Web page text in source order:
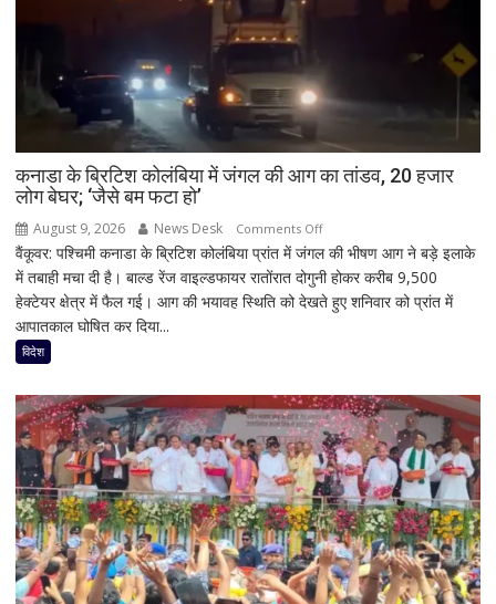
कनाडा के ब्रिटिश कोलंबिया में जंगल की आग का तांडव, 20 हजार
लोग बेघर; ‘जैसे बम फटा हो’
August 9, 2026 News Desk Comments Offon
कनाडा
के
ब्रिटिश
की
आग
का
तांडव,
20
हजार
लोग
बेघर;
‘जैसे
वैंकूवर: पश्चिमी कनाडा के ब्रिटिश कोलंबिया प्रांत में जंगल की भीषण आग ने बड़े इलाके
में तबाही मचा दी है। बाल्ड रेंज वाइल्डफायर रातोंरात दोगुनी होकर करीब 9,500
हेक्टेयर क्षेत्र में फैल गई। आग की भयावह स्थिति को देखते हुए शनिवार को प्रांत में
आपातकाल घोषित कर दिया...
विदेश